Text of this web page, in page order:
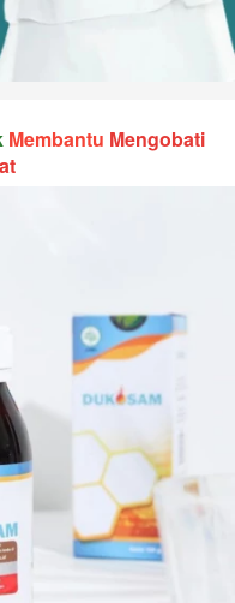
Membantu Mengobati